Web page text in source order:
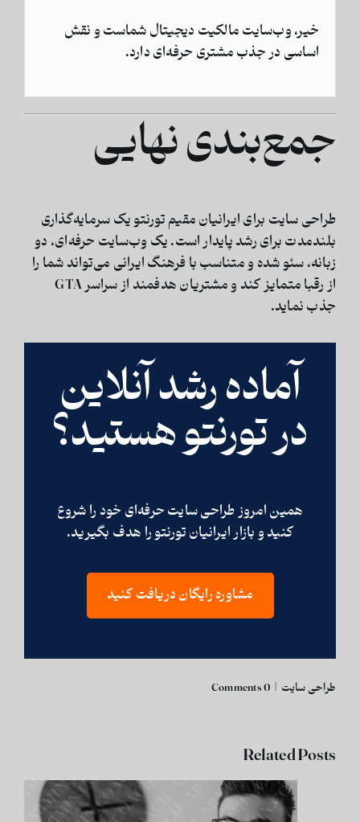
خیر، وب‌سایت مالکیت دیجیتال شماست و نقش
اساسی در جذب مشتری حرفه‌ای دارد.
جمع‌بندی نهایی
طراحی سایت برای ایرانیان مقیم تورنتو یک سرمایه‌گذاری
بلندمدت برای رشد پایدار است. یک وب‌سایت حرفه‌ای، دو
زبانه، سئو شده و متناسب با فرهنگ ایرانی می‌تواند شما را
از رقبا متمایز کند و مشتریان هدفمند از سراسر GTA
جذب نماید.
آماده رشد آنلاین
در تورنتو هستید؟
همین امروز طراحی سایت حرفه‌ای خود را شروع
کنید و بازار ایرانیان تورنتو را هدف بگیرید.
مشاوره رایگان دریافت کنید
طراحی سایت |
0 Comments
Related Posts